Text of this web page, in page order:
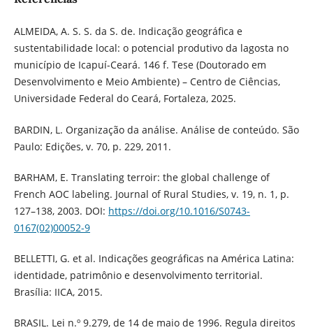
ALMEIDA, A. S. S. da S. de. Indicação geográfica e
sustentabilidade local: o potencial produtivo da lagosta no
município de Icapuí-Ceará. 146 f. Tese (Doutorado em
Desenvolvimento e Meio Ambiente) – Centro de Ciências,
Universidade Federal do Ceará, Fortaleza, 2025.
BARDIN, L. Organização da análise. Análise de conteúdo. São
Paulo: Edições, v. 70, p. 229, 2011.
BARHAM, E. Translating terroir: the global challenge of
French AOC labeling. Journal of Rural Studies, v. 19, n. 1, p.
127–138, 2003. DOI: https://doi.org/10.1016/S0743-
0167(02)00052-9
BELLETTI, G. et al. Indicações geográficas na América Latina:
identidade, patrimônio e desenvolvimento territorial.
Brasília: IICA, 2015.
BRASIL. Lei n.º 9.279, de 14 de maio de 1996. Regula direitos